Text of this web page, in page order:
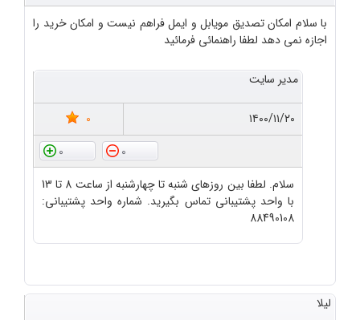
با سلام امکان تصدیق مویابل و ایمل فراهم نیست و امکان خرید را
اجازه نمی دهد لطفا راهنمائی فرمائید
مدیر سایت
۱۴۰۰/۱۱/۲۰
0
0
0
سلام. لطفا بین روزهای شنبه تا چهارشنبه از ساعت 8 تا 13
با واحد پشتیبانی تماس بگیرید. شماره واحد پشتیبانی:
88490108
لیلا